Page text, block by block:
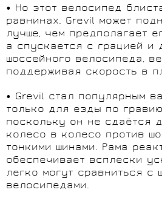
• Но этот велосипед
равнинах. Grevil может
лучше, чем предполагает
а спускается с грацией и
шоссейного велосипеда,
поддерживая скорость в
• Grevil стал популярным
только для езды по
поскольку он не сдаётся
колесо в колесо против
тонкими шинами. Рама
обеспечивает всплески
легко могут сравниться с
велосипедами.